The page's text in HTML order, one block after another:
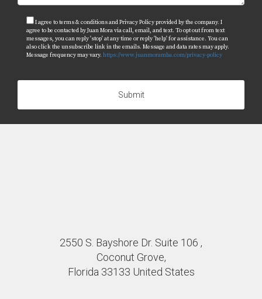
I agree to terms & conditions and Privacy Policy provided by the company. I
agree to be contacted by Juan Mora via call, email, and text. To opt out from text
messages, you can reply 'stop' at any time or reply 'help' for assistance. You can
also click the unsubscribe link in the emails. Message and data rates may apply.
Message frequency may vary. https://www.juanmoramba.com/privacy-policy
Submit
2550 S. Bayshore Dr. Suite 106 ,
Coconut Grove,
Florida 33133 United States